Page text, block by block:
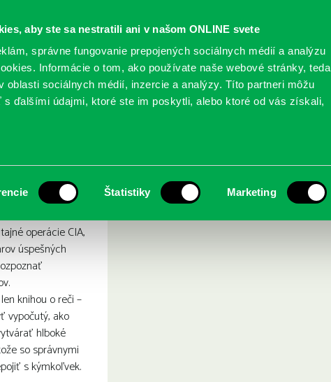
aby ste sa nestratili ani v našom ONLINE svete
správne fungovanie prepojených sociálnych médií a analýzu
Informácie o tom, ako používate naše webové stránky, teda
oblasti sociálnych médií, inzercie a analýzy. Títo partneri môžu
ďalšími údajmi, ktoré ste im poskytli, alebo ktoré od vás získali,
Štatistiky Marketing
SLUŽBY PODUJATIA POBOČKY O KNIŽNICI
operácie CIA,
úspešných
knihou o reči –
vypočutý, ako
hlboké
so správnymi
s kýmkoľvek.